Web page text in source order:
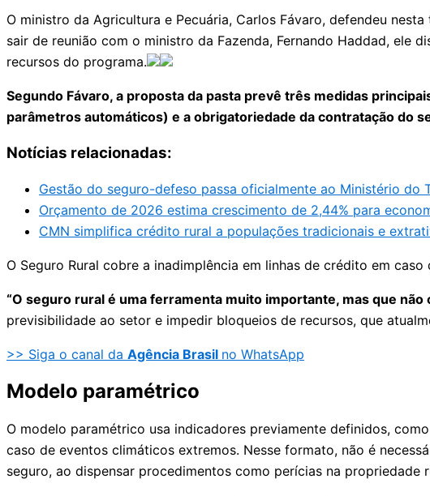
O ministro da Agricultura e Pecuária, Carlos Fávaro, defendeu
sair de reunião com o ministro da Fazenda, Fernando Haddad, ele
recursos do programa.
Segundo Fávaro, a proposta da pasta prevê três medidas
parâmetros automáticos) e a obrigatoriedade da contratação do
Notícias relacionadas:
Gestão do seguro-defeso passa oficialmente ao Ministério do
Orçamento de 2026 estima crescimento de 2,44% para
CMN simplifica crédito rural a populações tradicionais e
O Seguro Rural cobre a inadimplência em linhas de crédito em
“O seguro rural é uma ferramenta muito importante, mas que
previsibilidade ao setor e impedir bloqueios de recursos, que
>> Siga o canal da Agência Brasil no WhatsApp
Modelo paramétrico
O modelo paramétrico usa indicadores previamente definidos,
caso de eventos climáticos extremos. Nesse formato, não é
seguro, ao dispensar procedimentos como perícias na propriedade